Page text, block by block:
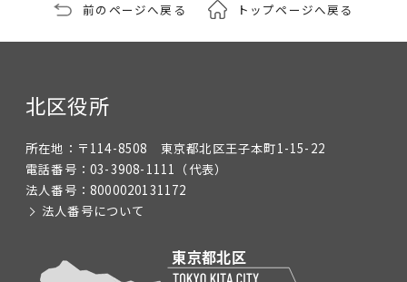
前のページへ戻る トップページへ戻る
北区役所
所在地： 〒114-8508 東京都北区王子本町1-15-22
電話番号： 03-3908-1111 （代表）
法人番号： 8000020131172
法人番号について